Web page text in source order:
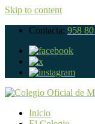
Skip to content
Contacta: 958
Inicio